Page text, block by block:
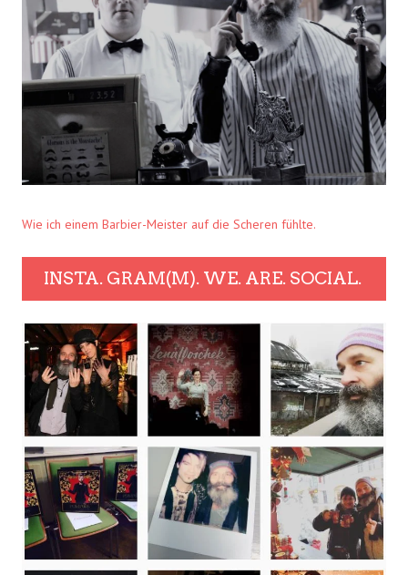
Wie ich einem Barbier-Meister auf die Scheren fühlte.
INSTA. GRAM(M). WE. ARE. SOCIAL.